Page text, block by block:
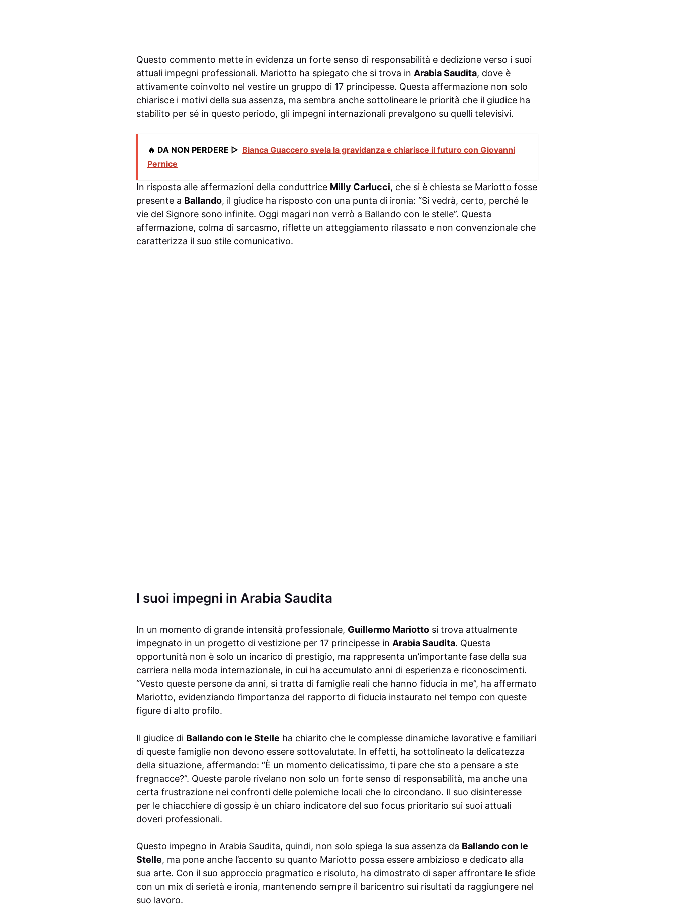
Questo commento mette in evidenza un forte senso di responsabilità e dedizione verso i suoi
attuali impegni professionali. Mariotto ha spiegato che si trova in Arabia Saudita, dove è
attivamente coinvolto nel vestire un gruppo di 17 principesse. Questa affermazione non solo
chiarisce i motivi della sua assenza, ma sembra anche sottolineare le priorità che il giudice ha
stabilito per sé in questo periodo, gli impegni internazionali prevalgono su quelli televisivi.
🔥 DA NON PERDERE ▷ Bianca Guaccero svela la gravidanza e chiarisce il futuro con Giovanni
Pernice
In risposta alle affermazioni della conduttrice Milly Carlucci, che si è chiesta se Mariotto fosse
presente a Ballando, il giudice ha risposto con una punta di ironia: “Si vedrà, certo, perché le
vie del Signore sono infinite. Oggi magari non verrò a Ballando con le stelle”. Questa
affermazione, colma di sarcasmo, riflette un atteggiamento rilassato e non convenzionale che
caratterizza il suo stile comunicativo.
I suoi impegni in Arabia Saudita
In un momento di grande intensità professionale, Guillermo Mariotto si trova attualmente
impegnato in un progetto di vestizione per 17 principesse in Arabia Saudita. Questa
opportunità non è solo un incarico di prestigio, ma rappresenta un’importante fase della sua
carriera nella moda internazionale, in cui ha accumulato anni di esperienza e riconoscimenti.
“Vesto queste persone da anni, si tratta di famiglie reali che hanno fiducia in me”, ha affermato
Mariotto, evidenziando l’importanza del rapporto di fiducia instaurato nel tempo con queste
figure di alto profilo.
Il giudice di Ballando con le Stelle ha chiarito che le complesse dinamiche lavorative e familiari
di queste famiglie non devono essere sottovalutate. In effetti, ha sottolineato la delicatezza
della situazione, affermando: “È un momento delicatissimo, ti pare che sto a pensare a ste
fregnacce?”. Queste parole rivelano non solo un forte senso di responsabilità, ma anche una
certa frustrazione nei confronti delle polemiche locali che lo circondano. Il suo disinteresse
per le chiacchiere di gossip è un chiaro indicatore del suo focus prioritario sui suoi attuali
doveri professionali.
Questo impegno in Arabia Saudita, quindi, non solo spiega la sua assenza da Ballando con le
Stelle, ma pone anche l’accento su quanto Mariotto possa essere ambizioso e dedicato alla
sua arte. Con il suo approccio pragmatico e risoluto, ha dimostrato di saper affrontare le sfide
con un mix di serietà e ironia, mantenendo sempre il baricentro sui risultati da raggiungere nel
suo lavoro.